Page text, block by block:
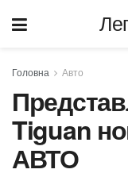
Головна Авто
Tiguan
АВТО